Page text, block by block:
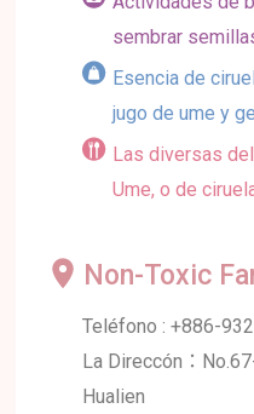
sembrar
Esencia de
jugo de ume y
Las diversas
Ume, o de
Non-Toxic
Teléfono : +886-
La Direccón：
Hualien